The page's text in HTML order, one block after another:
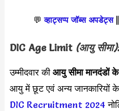
💬 व्हाट्सप्प जॉब्स अपडेट्स||
DIC Age Limit (आयु
उम्मीदवार कीआयु सीमामानदंडों
आयु में छूट एवं अन्य जानकारियों
DIC Recruitment 2024